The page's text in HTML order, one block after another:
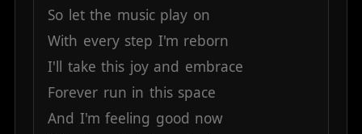
So let the music play on
With every step I'm reborn
I'll take this joy and embrace
Forever run in this space
And I'm feeling good now